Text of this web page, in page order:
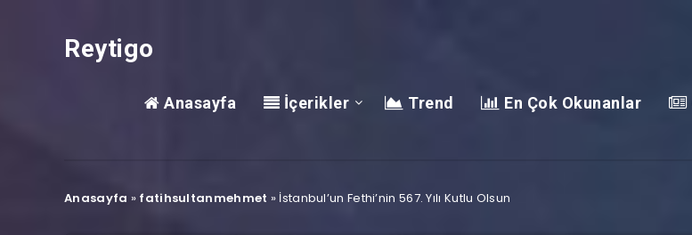
Reytigo
Anasayfa İçerikler Trend En Çok Okunanlar
Anasayfa » fatihsultanmehmet » İstanbul’un Fethi’nin 567. Yılı Kutlu Olsun